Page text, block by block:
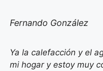
Fernando González
Ya la calefacción y el
mi hogar y estoy muy